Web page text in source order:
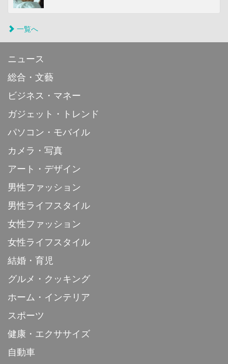
一覧へ
ニュース
総合・文藝
ビジネス・マネー
ガジェット・トレンド
パソコン・モバイル
カメラ・写真
アート・デザイン
男性ファッション
男性ライフスタイル
女性ファッション
女性ライフスタイル
結婚・育児
グルメ・クッキング
ホーム・インテリア
スポーツ
健康・エクササイズ
自動車